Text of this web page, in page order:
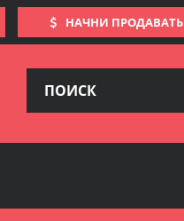
НАЧНИ ПРОДАВАТЬ